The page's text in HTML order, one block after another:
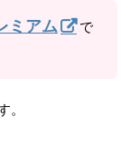
ミアム
で